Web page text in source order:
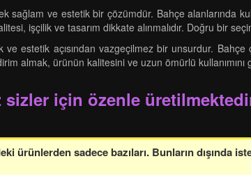
sağlam ve estetik bir çözümdür. Bahçe alanlarında
işçilik ve tasarım dikkate alınmalıdır. Doğru bir
ve estetik açısından vazgeçilmez bir unsurdur.
almak, ürünün kalitesini ve uzun ömürlü kullanımını
için özenle
ürünlerden sadece bazıları. Bunların